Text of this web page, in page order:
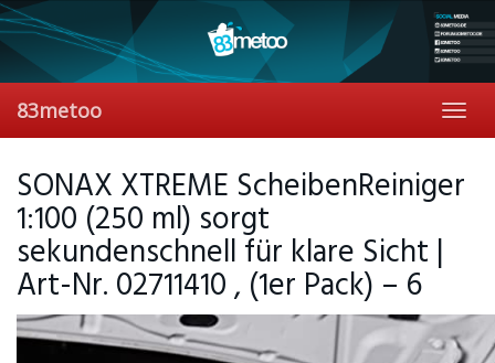
Skip
to
content
83metoo
SONAX XTREME ScheibenReiniger
1:100 (250 ml) sorgt
sekundenschnell für klare Sicht |
Art-Nr. 02711410 , (1er Pack) – 6